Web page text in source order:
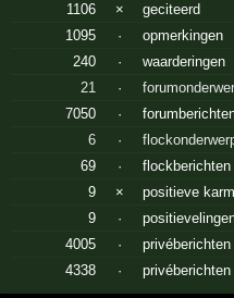
1106
×
geciteerd
1095
·
opmerkingen
240
·
waarderingen
21
·
7050
·
6 ·
69
·
9 ×
positieve
9
·
4005
·
4338
·